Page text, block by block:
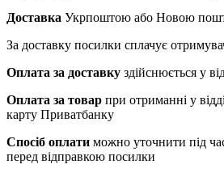
Доставка Укрпоштою або Новою
За доставку посилки сплачує
Оплата за доставку здійснюється у
Оплата за товар при отриманні у
карту Приватбанку
Спосіб оплати можно уточнити під
перед відправкою посилки